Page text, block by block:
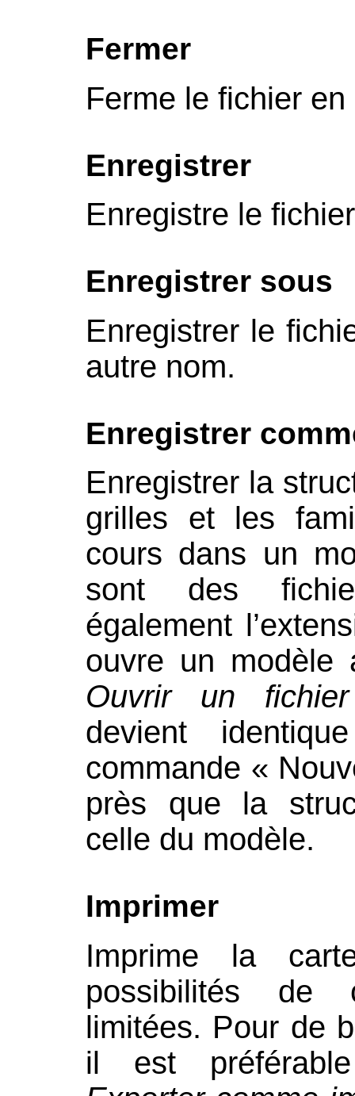
Fermer
Ferme le fichier en
Enregistrer
Enregistre le
Enregistrer sous
Enregistrer le
autre nom.
Enregistrer
Enregistrer la
grilles et les
cours dans un
sont des
également
ouvre un modèle
Ouvrir un fichier
devient
commande «
près que la
celle du modèle.
Imprimer
Imprime la
possibilités de
limitées. Pour de
il est